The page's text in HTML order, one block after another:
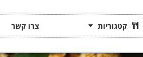
קטגוריות צרו קשר